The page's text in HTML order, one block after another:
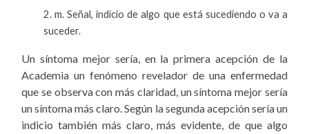
2.m. Señal, indicio de algo que está sucediendo o va a
suceder.
Un síntoma mejor sería, en la primera acepción de la
Academia un fenómeno revelador de una enfermedad
que se observa con más claridad, un síntoma mejor sería
un síntoma más claro. Según la segunda acepción sería un
indicio también más claro, más evidente, de que algo